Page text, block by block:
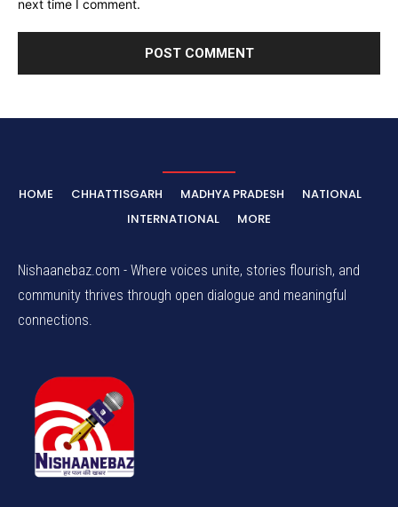
next time I comment.
HOME CHHATTISGARH MADHYA PRADESH
NATIONAL
INTERNATIONAL
MORE
Nishaanebaz.com - Where voices unite, stories flourish, and
community thrives through open dialogue and meaningful
connections.